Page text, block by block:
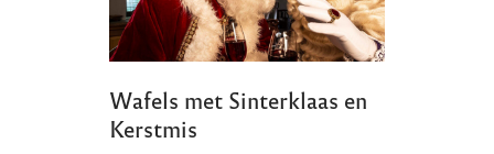
Wafels met Sinterklaas en
Kerstmis